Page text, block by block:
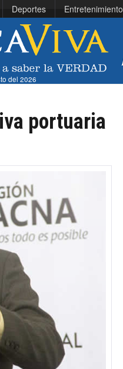
Deportes Entretenimiento
del 2026
portuaria